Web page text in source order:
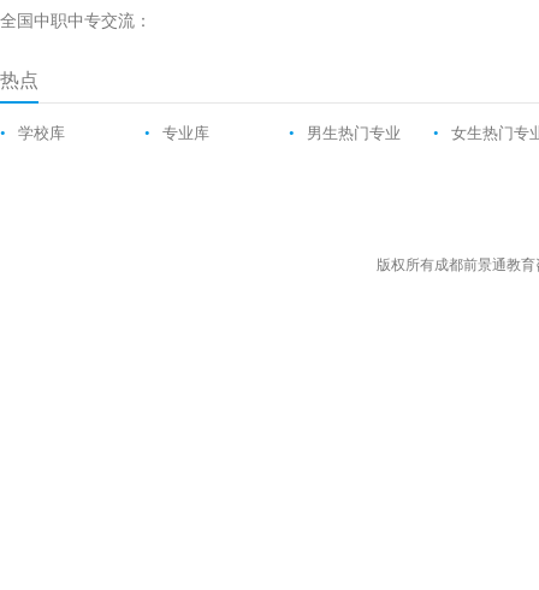
全国中职中专交流：
热点
• 学校库 • 专业库 • 男生热门专业 • 女生热门专
版权所有成都前景通教